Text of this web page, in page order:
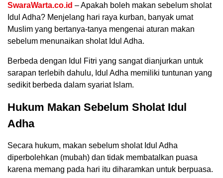
SwaraWarta.co.id – Apakah boleh makan sebelum sholat
Idul Adha? Menjelang hari raya kurban, banyak umat
Muslim yang bertanya-tanya mengenai aturan makan
sebelum menunaikan sholat Idul Adha.
Berbeda dengan Idul Fitri yang sangat dianjurkan untuk
sarapan terlebih dahulu, Idul Adha memiliki tuntunan yang
sedikit berbeda dalam syariat Islam.
Hukum Makan Sebelum Sholat Idul
Adha
Secara hukum, makan sebelum sholat Idul Adha
diperbolehkan (mubah) dan tidak membatalkan puasa
karena memang pada hari itu diharamkan untuk berpuasa.